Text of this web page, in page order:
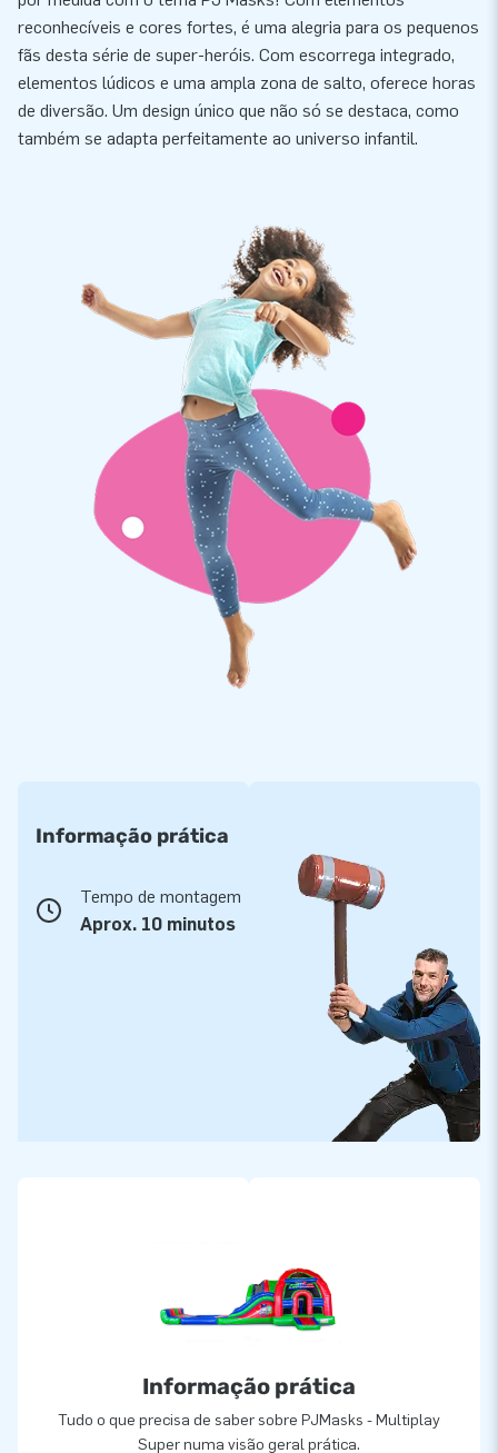
reconhecíveis e cores fortes, é uma alegria para os pequenos
fãs desta série de super-heróis. Com escorrega integrado,
elementos lúdicos e uma ampla zona de salto, oferece horas
de diversão. Um design único que não só se destaca, como
também se adapta perfeitamente ao universo infantil.
Informação prática
Tempo de montagem
Aprox. 10 minutos
Informação prática
Tudo o que precisa de saber sobre PJMasks - Multiplay
Super numa visão geral prática.